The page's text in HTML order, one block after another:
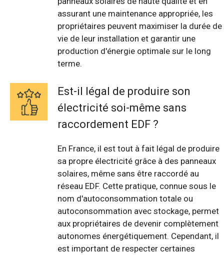
assurant une maintenance appropriée, les
propriétaires peuvent maximiser la durée de
vie de leur installation et garantir une
production d'énergie optimale sur le long
terme.
Est-il légal de produire son
électricité soi-même sans
raccordement EDF ?
En France, il est tout à fait légal de produire
sa propre électricité grâce à des panneaux
solaires, même sans être raccordé au
réseau EDF. Cette pratique, connue sous le
nom d'autoconsommation totale ou
autoconsommation avec stockage, permet
aux propriétaires de devenir complètement
autonomes énergétiquement. Cependant, il
est important de respecter certaines